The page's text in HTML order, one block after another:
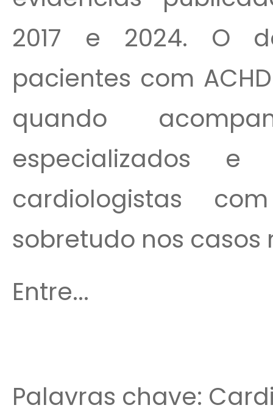
2017 e 2024. O
pacientes com
quando
especializados
cardiologistas
sobretudo nos
Entre...
Palavras chave: